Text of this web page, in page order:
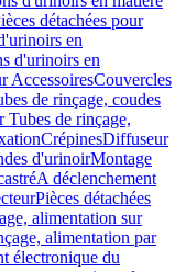
détachées pour
en
d'urinoirs en
AccessoiresCouvercles
de rinçage, coudes
Tubes de rinçage,
CrépinesDiffuseur
d'urinoirMontage
A déclenchement
Pièces détachées
alimentation sur
alimentation par
électronique du